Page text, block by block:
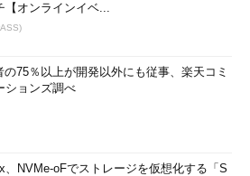
で共有フォルダのアクセス権をコピー
【オンラインイベ...
の75％以上が開発以外にも従事、楽天コミ
ションズ調べ
、NVMe-oFでストレージを仮想化する「S